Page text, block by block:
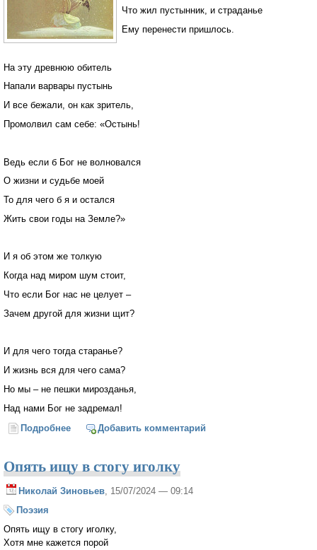
Что жил пустынник, и страданье
Ему перенести пришлось.
На эту древнюю обитель
Напали варвары пустынь
И все бежали, он как зритель,
Промолвил сам себе: «Остынь!
Ведь если б Бог не волновался
О жизни и судьбе моей
То для чего б я и остался
Жить свои годы на Земле?»
И я об этом же толкую
Когда над миром шум стоит,
Что если Бог нас не целует –
Зачем другой для жизни щит?
И для чего тогда старанье?
И жизнь вся для чего сама?
Но мы – не пешки мирозданья,
Над нами Бог не задремал!
Подробнее о СказаниеДобавить комментарий
Опять ищу в стогу иголку
Николай Зиновьев, 15/07/2024 — 09:14
Поэзия
Опять ищу в стогу иголку,
Хотя мне кажется порой